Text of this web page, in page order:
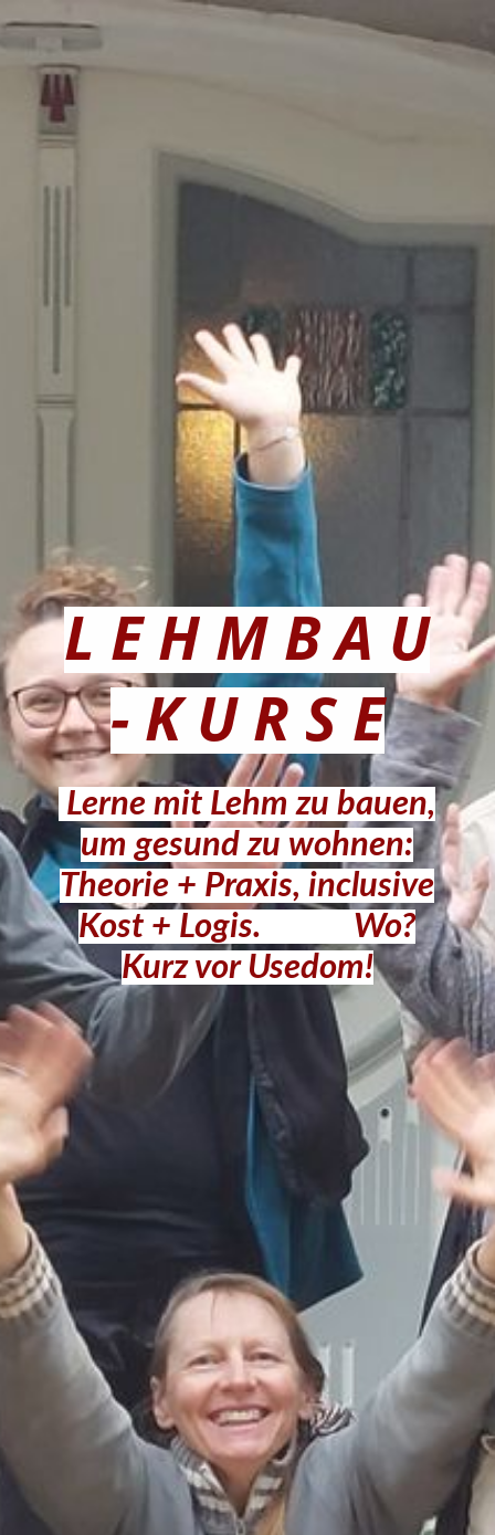
L E H M B A U
- K U R S E
Lerne mit Lehm zu bauen,
um gesund zu wohnen:
Theorie + Praxis, inclusive
Kost + Logis. Wo?
Kurz vor Usedom!
Preise
Kurse bei Dir
Dia Show
Gästebuch
Kontaktformular
Impressum
Über mich
FAQ
Presse / Referenzen
links
Zeitungsartikel